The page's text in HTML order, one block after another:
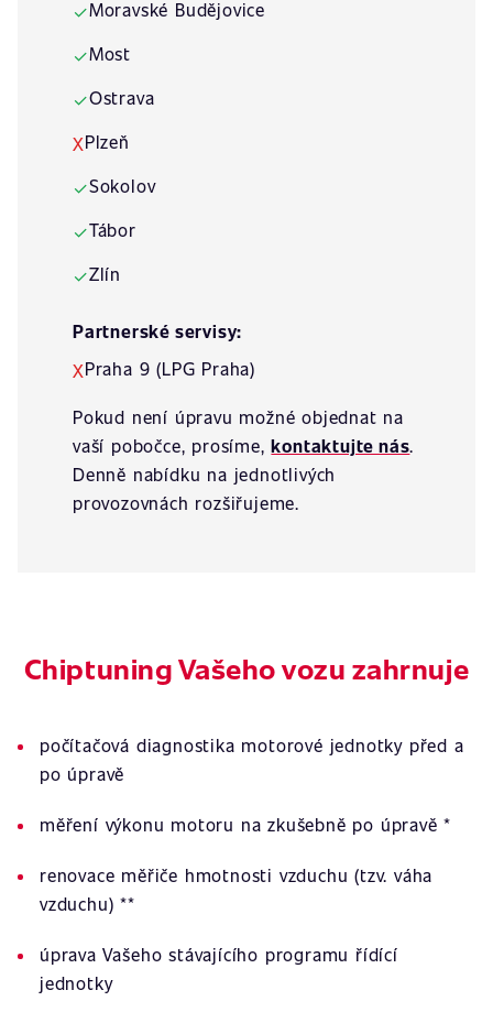
✓Moravské Budějovice
✓Most
✓Ostrava
XPlzeň
✓Sokolov
✓Tábor
✓Zlín
Partnerské servisy:
XPraha 9 (LPG Praha)
Pokud není úpravu možné objednat na
vaší pobočce, prosíme,kontaktujte nás.
Denně nabídku na jednotlivých
provozovnách rozšiřujeme.
Chiptuning Vašeho vozu zahrnuje
počítačová diagnostika motorové jednotky před a
po úpravě
měření výkonu motoru na zkušebně po úpravě *
renovace měřiče hmotnosti vzduchu (tzv. váha
vzduchu) **
úprava Vašeho stávajícího programu řídící
jednotky